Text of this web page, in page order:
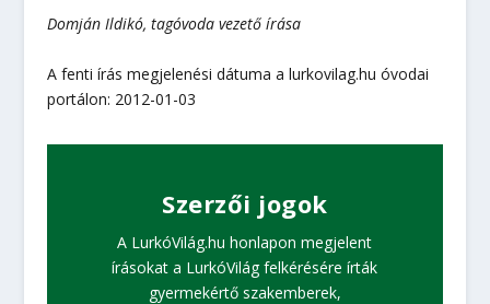
Domján Ildikó, tagóvoda vezetőírása
A fenti írás megjelenési dátuma a lurkovilag.hu óvodai
portálon: 2012-01-03
Szerzői jogok
A LurkóVilág.hu honlapon megjelent
írásokat a LurkóVilág felkérésére írták
gyermekértő szakemberek,